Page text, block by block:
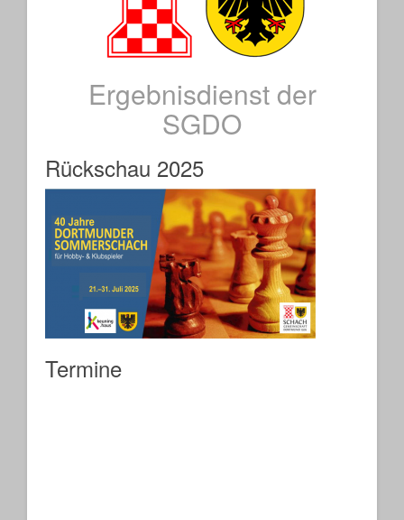
Ergebnisdienst der
SGDO
Rückschau 2025
Termine